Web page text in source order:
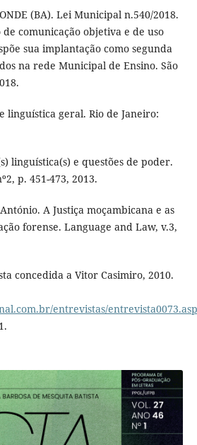
(BA). Lei Municipal n.540/2018.
de comunicação objetiva e de uso
sua implantação como segunda
na rede Municipal de Ensino. São
linguística geral. Rio de Janeiro:
linguística(s) e questões de poder.
p. 451-473, 2013.
A Justiça moçambicana e as
forense. Language and Law, v.3,
concedida a Vitor Casimiro, 2010.
entrevistas/entrevista0073.asp